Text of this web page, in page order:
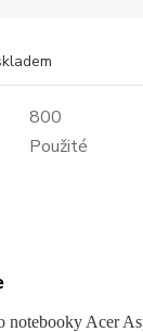
800
Použité
notebooky Acer